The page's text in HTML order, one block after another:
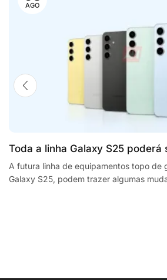
AGO
Toda a linha Galaxy S25 poderá
processadores
F2 Plus, and MaxG2 e-scooters
A futura linha de equipamentos topo de
Galaxy S25, podem trazer algumas